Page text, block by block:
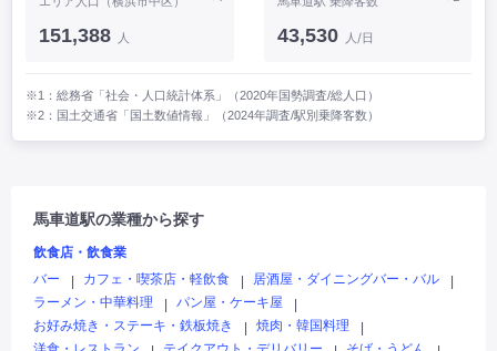
151,388 人 43,530 人/日
※1：総務省「社会・人口統計体系」（2020年国勢調査/総人口）
※2：国土交通省「国土数値情報」（2024年調査/駅別乗降客数）
馬車道駅の業種から探す
飲食店・飲食業
バー
カフェ・喫茶店・軽飲食 居酒屋・ダイニングバー・バル
ラーメン・中華料理
パン屋・ケーキ屋
お好み焼き・ステーキ・鉄板焼き
焼肉・韓国料理